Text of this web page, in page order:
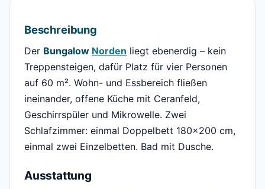
Beschreibung
Der Bungalow Norden liegt ebenerdig – kein
Treppensteigen, dafür Platz für vier Personen
auf 60 m². Wohn- und Essbereich fließen
ineinander, offene Küche mit Ceranfeld,
Geschirrspüler und Mikrowelle. Zwei
Schlafzimmer: einmal Doppelbett 180×200 cm,
einmal zwei Einzelbetten. Bad mit Dusche.
Ausstattung